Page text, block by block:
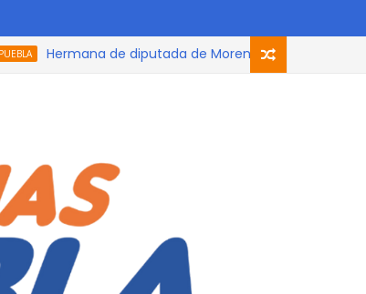
Hermana de diputada de Morena que participó en el